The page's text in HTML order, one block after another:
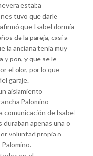
estaba
tuvo que darle
que Isabel dormía
de la pareja, casi a
la anciana tenía muy
y pon, y que se le
el olor, por lo que
garaje.
aislamiento
Palomino
comunicación de Isabel
apenas una o
voluntad propia o